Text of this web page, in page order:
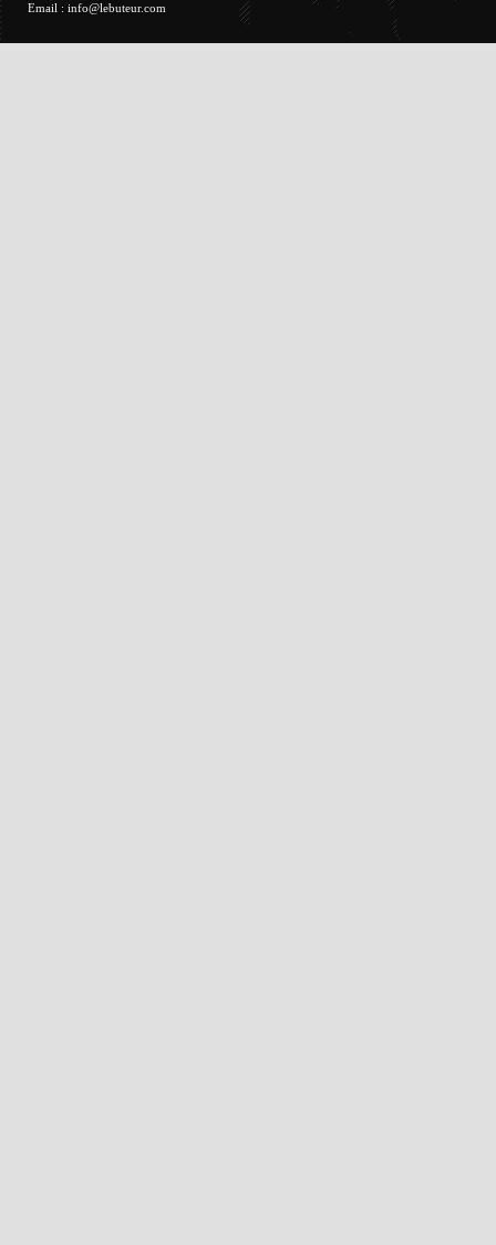
Email : info@lebuteur.com